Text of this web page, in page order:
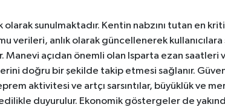
sunulmaktadır. Kentin nabzını tutan en
verileri, anlık olarak güncellenerek
Manevi açıdan önemli olan Isparta ezan
doğru bir şekilde takip etmesi sağlanır.
aktivitesi ve artçı sarsıntılar, büyüklük ve
duyurulur. Ekonomik göstergeler de